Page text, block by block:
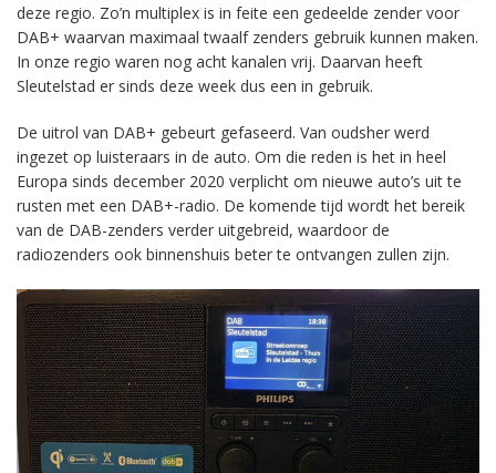
deze regio. Zo’n multiplex is in feite een gedeelde zender voor
DAB+ waarvan maximaal twaalf zenders gebruik kunnen maken.
In onze regio waren nog acht kanalen vrij. Daarvan heeft
Sleutelstad er sinds deze week dus een in gebruik.
De uitrol van DAB+ gebeurt gefaseerd. Van oudsher werd
ingezet op luisteraars in de auto. Om die reden is het in heel
Europa sinds december 2020 verplicht om nieuwe auto’s uit te
rusten met een DAB+-radio. De komende tijd wordt het bereik
van de DAB-zenders verder uitgebreid, waardoor de
radiozenders ook binnenshuis beter te ontvangen zullen zijn.